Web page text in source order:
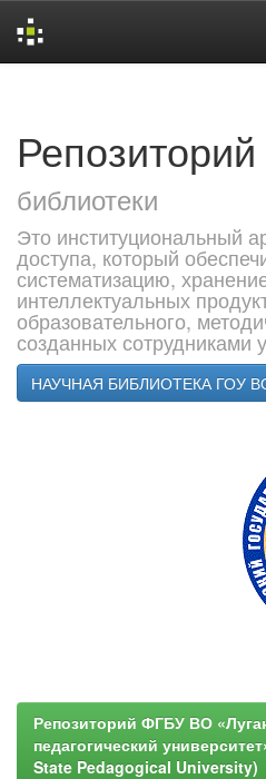
Репозиторий
библиотеки
Это институциональный
доступа, который
систематизацию,
интеллектуальных
образовательного,
созданных сотрудниками
НАУЧНАЯ БИБЛИОТЕКА ГОУ
Репозиторий ФГБУ ВО
педагогический
State Pedagogical University)